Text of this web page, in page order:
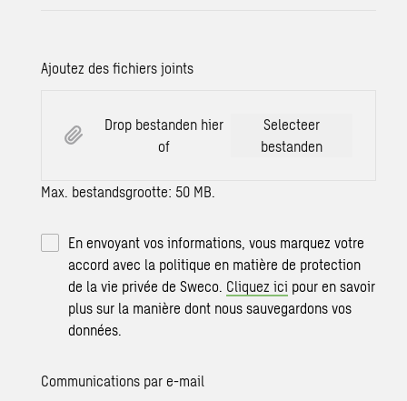
Ajoutez des fichiers joints
Drop bestanden hier
of
Selecteer
bestanden
Max. bestandsgrootte: 50 MB.
En envoyant vos informations, vous marquez votre
accord avec la politique en matière de protection
de la vie privée de Sweco. Cliquez ici pour en savoir
plus sur la manière dont nous sauvegardons vos
données.
Communications par e-mail